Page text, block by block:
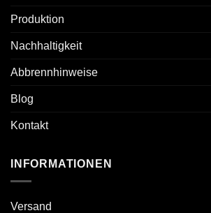
Produktion
Nachhaltigkeit
Abbrennhinweise
Blog
Kontakt
INFORMATIONEN
Versand